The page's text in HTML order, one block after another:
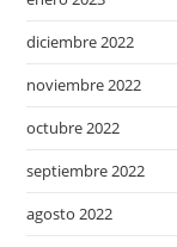
diciembre 2022
noviembre 2022
octubre 2022
septiembre 2022
agosto 2022